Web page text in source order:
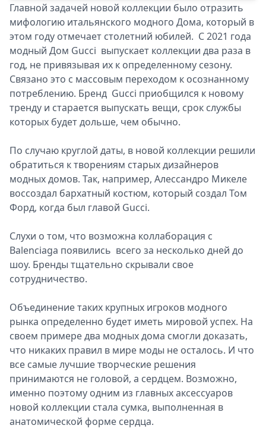
Главной задачей новой коллекции было отразить
мифологию итальянского модного Дома, который в
этом году отмечает столетний юбилей. С 2021 года
модный Дом Gucci выпускает коллекции два раза в
год, не привязывая их к определенному сезону.
Связано это с массовым переходом к осознанному
потреблению. Бренд Gucci приобщился к новому
тренду и старается выпускать вещи, срок службы
которых будет дольше, чем обычно.
По случаю круглой даты, в новой коллекции решили
обратиться к творениям старых дизайнеров
модных домов. Так, например, Алессандро Микеле
воссоздал бархатный костюм, который создал Том
Форд, когда был главой Gucci.
Слухи о том, что возможна коллаборация с
Balenciaga появились всего за несколько дней до
шоу. Бренды тщательно скрывали свое
сотрудничество.
Объединение таких крупных игроков модного
рынка определенно будет иметь мировой успех. На
своем примере два модных дома смогли доказать,
что никаких правил в мире моды не осталось. И что
все самые лучшие творческие решения
принимаются не головой, а сердцем. Возможно,
именно поэтому одним из главных аксессуаров
новой коллекции стала сумка, выполненная в
анатомической форме сердца.